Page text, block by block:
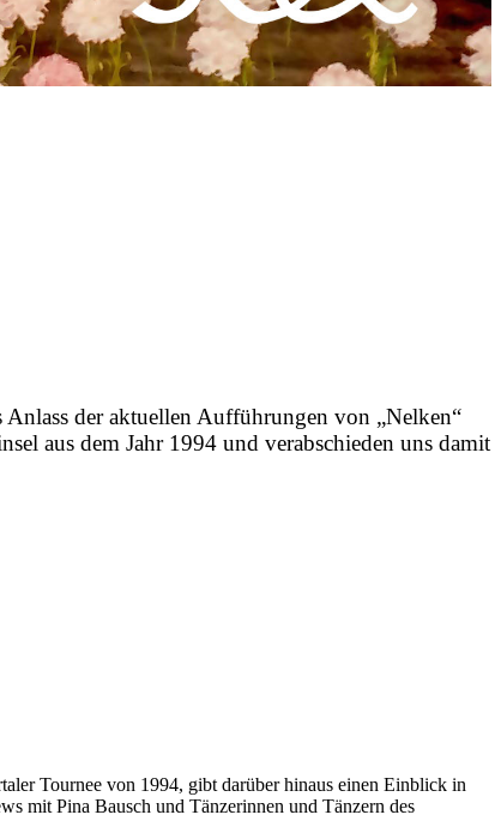
der aktuellen Aufführungen von „Nelken“
aus dem Jahr 1994 und verabschieden uns damit
Tournee von 1994, gibt darüber hinaus einen Einblick in
mit Pina Bausch und Tänzerinnen und Tänzern des